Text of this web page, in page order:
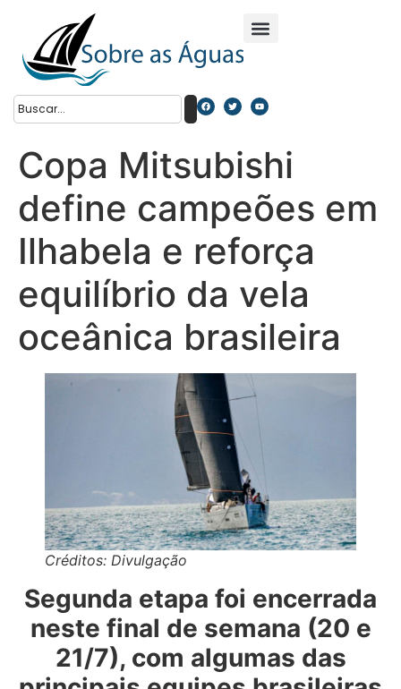
Copa Mitsubishi
define campeões em
Ilhabela e reforça
equilíbrio da vela
oceânica brasileira
Créditos: Divulgação
Segunda etapa foi encerrada
neste final de semana (20 e
21/7), com algumas das